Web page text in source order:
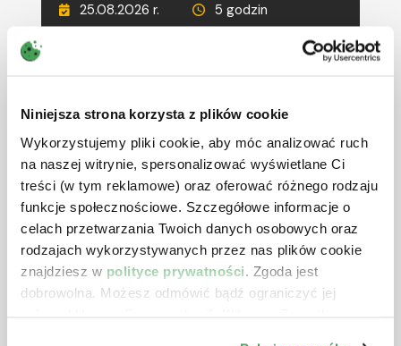
Niniejsza strona korzysta z plików cookie
Wykorzystujemy pliki cookie, aby móc analizować ruch
na naszej witrynie, spersonalizować wyświetlane Ci
treści (w tym reklamowe) oraz oferować różnego rodzaju
funkcje społecznościowe. Szczegółowe informacje o
celach przetwarzania Twoich danych osobowych oraz
rodzajach wykorzystywanych przez nas plików cookie
znajdziesz w polityce prywatności . Zgoda jest
dobrowolna. Możesz odmówić bądź ograniczyć jej
25.08.2026 r.
5 godzin
oraz inne wybrane zagadnienia
Prowadzący:Aleksander Gniłka
26.08.2026 r.
590 zł
netto + VAT
RÓŻNE TERMINY
Deregulacja i uszczelnienie VAT